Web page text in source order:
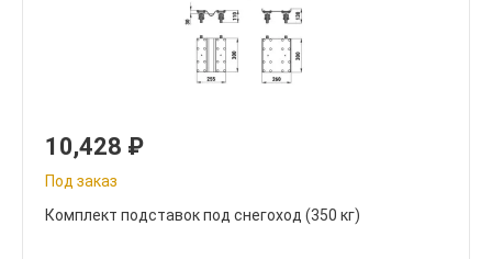
10,428 ₽
Под заказ
Комплект подставок под снегоход (350 кг)